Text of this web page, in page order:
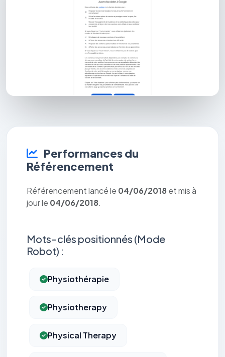
Performances du
Référencement
Référencement lancé le 04/06/2018 et mis à
jour le 04/06/2018.
Mots-clés positionnés (Mode
Robot) :
Physiothérapie
Physiotherapy
Physical Therapy